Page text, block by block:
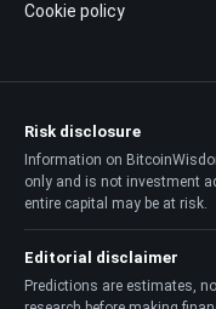
Cookie policy
Risk disclosure
Information on
only and is not investment
entire capital may be at risk.
Editorial disclaimer
Predictions are estimates,